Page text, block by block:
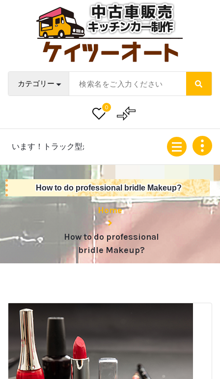
中古車販売・キッチンカー販売製作サイト
0
います！トラック型からバンまで移動販売車のカスタマイ
How to do professional bridle Makeup?
Home
How to do professional
bridle Makeup?